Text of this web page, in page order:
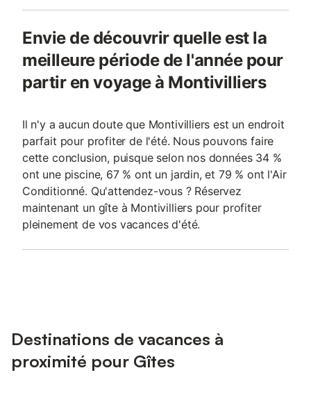
Envie de découvrir quelle est la
meilleure période de l'année pour
partir en voyage à Montivilliers
Il n'y a aucun doute que Montivilliers est un endroit
parfait pour profiter de l'été. Nous pouvons faire
cette conclusion, puisque selon nos données 34 %
ont une piscine, 67 % ont un jardin, et 79 % ont l'Air
Conditionné. Qu'attendez-vous ? Réservez
maintenant un gîte à Montivilliers pour profiter
pleinement de vos vacances d'été.
Destinations de vacances à
proximité pour Gîtes